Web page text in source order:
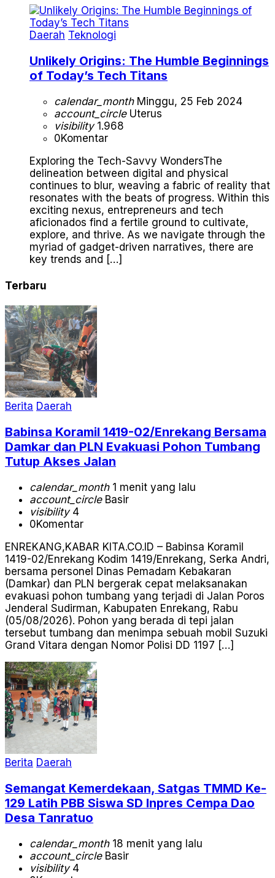
Daerah Teknologi
Unlikely Origins: The Humble Beginnings
of Today’s Tech Titans
calendar_monthMinggu, 25 Feb 2024
account_circleUterus
visibility1.968
0Komentar
Exploring the Tech-Savvy WondersThe
delineation between digital and physical
continues to blur, weaving a fabric of reality that
resonates with the beats of progress. Within this
exciting nexus, entrepreneurs and tech
aficionados find a fertile ground to cultivate,
explore, and thrive. As we navigate through the
myriad of gadget-driven narratives, there are
key trends and […]
Terbaru
Berita Daerah
Babinsa Koramil 1419-02/Enrekang Bersama
Damkar dan PLN Evakuasi Pohon Tumbang
Tutup Akses Jalan
calendar_month1 menit yang lalu
account_circleBasir
visibility4
0Komentar
ENREKANG,KABAR KITA.CO.ID – Babinsa Koramil
1419-02/Enrekang Kodim 1419/Enrekang, Serka Andri,
bersama personel Dinas Pemadam Kebakaran
(Damkar) dan PLN bergerak cepat melaksanakan
evakuasi pohon tumbang yang terjadi di Jalan Poros
Jenderal Sudirman, Kabupaten Enrekang, Rabu
(05/08/2026). Pohon yang berada di tepi jalan
tersebut tumbang dan menimpa sebuah mobil Suzuki
Grand Vitara dengan Nomor Polisi DD 1197 […]
Berita Daerah
Semangat Kemerdekaan, Satgas TMMD Ke-
129 Latih PBB Siswa SD Inpres Cempa Dao
Desa Tanratuo
calendar_month18 menit yang lalu
account_circleBasir
visibility4